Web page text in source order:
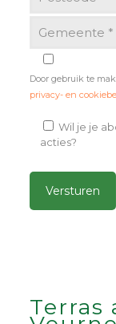
Door gebruik te
privacy- en
Wil je je
acties?
Terras